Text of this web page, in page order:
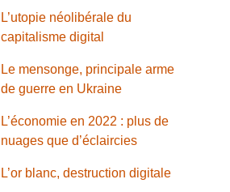
L’utopie néolibérale du
capitalisme digital
Le mensonge, principale arme
de guerre en Ukraine
L’économie en 2022 : plus de
nuages que d’éclaircies
L’or blanc, destruction digitale